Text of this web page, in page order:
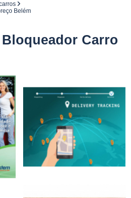
Belém
Carro